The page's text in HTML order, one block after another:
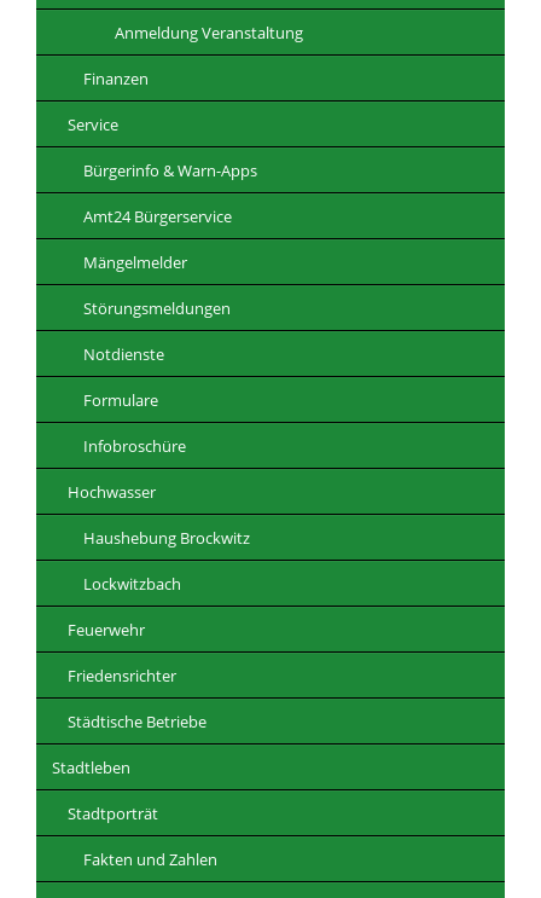
Anmeldung Veranstaltung
Finanzen
Service
Bürgerinfo & Warn-Apps
Amt24 Bürgerservice
Mängelmelder
Störungsmeldungen
Notdienste
Formulare
Infobroschüre
Hochwasser
Haushebung Brockwitz
Lockwitzbach
Feuerwehr
Friedensrichter
Städtische Betriebe
Stadtleben
Stadtporträt
Fakten und Zahlen